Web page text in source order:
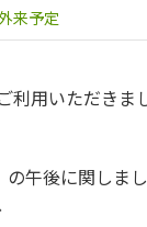
来予定
利用いただきま
午後に関しま